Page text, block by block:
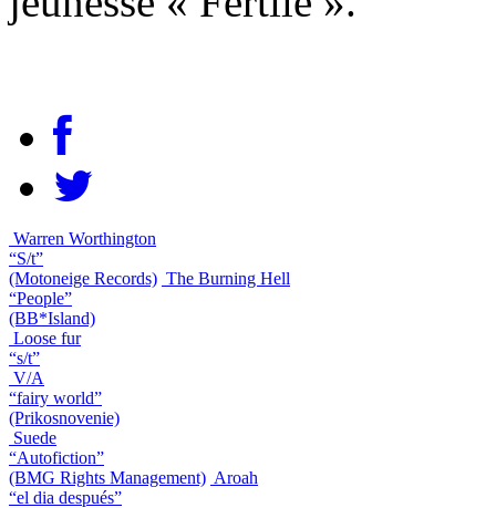
Warren Worthington
“S/t”
(Motoneige Records) The Burning Hell
“People”
(BB*Island)
Loose fur
“s/t”
V/A
“fairy world”
(Prikosnovenie)
Suede
“Autofiction”
(BMG Rights Management) Aroah
“el dia después”